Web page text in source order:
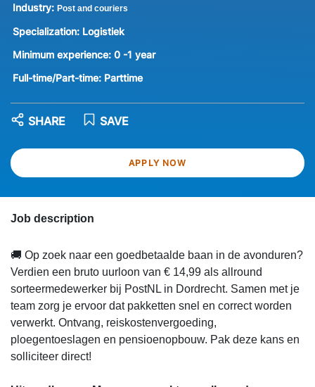
Industry: Post and couriers
Specialization: Logistiek
Minimum experience: 0 -1 year
Full-time/Part-time: Parttime
APPLY NOW
SAVE
SHARE
Job description
🚚 Op zoek naar een goedbetaalde baan in de avonduren?
Verdien een bruto uurloon van € 14,99 als allround
sorteermedewerker bij PostNL in Dordrecht. Samen met je
team zorg je ervoor dat pakketten snel en correct worden
verwerkt. Ontvang, reiskostenvergoeding,
ploegentoeslagen en pensioenopbouw. Pak deze kans en
solliciteer direct!